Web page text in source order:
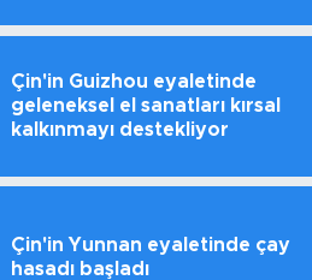
Çin'in Guizhou eyaletinde
geleneksel el sanatları kırsal
kalkınmayı destekliyor
Çin'in Yunnan eyaletinde çay
hasadı başladı